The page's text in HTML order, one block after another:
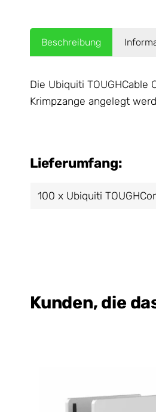
Beschreibung
Die Ubiquiti TOUGHCable
Krimpzange angelegt
Lieferumfang:
100 x Ubiquiti
Kunden, die